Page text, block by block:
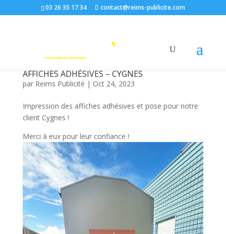
03 26 35 17 34 contact@reims-publicite.com
AFFICHES ADHÉSIVES – CYGNES
par Reims Publicité | Oct 24, 2023
Impression des affiches adhésives et pose pour notre
client Cygnes !
Merci à eux pour leur confiance !